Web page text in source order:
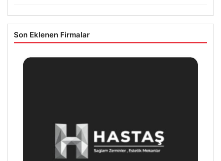
Son Eklenen Firmalar